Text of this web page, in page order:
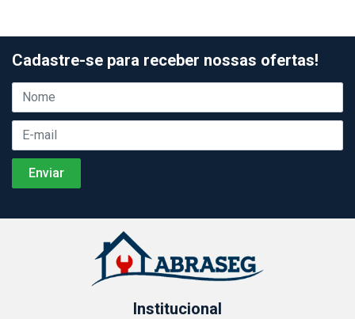
Cadastre-se para receber nossas ofertas!
Institucional